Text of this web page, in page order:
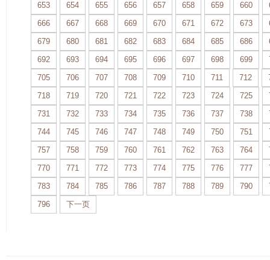
653
654 655 656 657 658 659 660
666
667 668 669 670 671 672 673
679
680 681 682 683 684 685 686
692
693 694 695 696 697 698 699
705
706 707 708 709 710 711 712
718
719 720 721 722 723 724 725
731
732 733 734 735 736 737 738
744
745 746 747 748 749 750 751
757
758 759 760 761 762 763 764
770
771 772 773 774 775 776 777
783
784 785 786 787 788 789 790
796
下一页